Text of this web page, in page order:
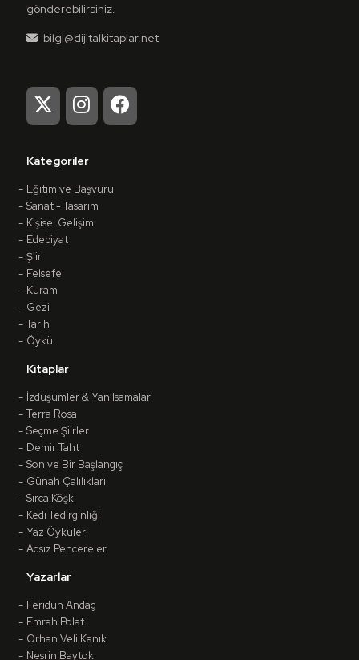
gönderebilirsiniz.
bilgi@dijitalkitaplar.net
Kategoriler
Eğitim ve Başvuru
Sanat - Tasarım
Kişisel Gelişim
Edebiyat
Şiir
Felsefe
Kuram
Gezi
Tarih
Öykü
Kitaplar
İzdüşümler & Yanılsamalar
Terra Rosa
Seçme Şiirler
Demir Taht
Son ve Bir Başlangıç
Günah Çalılıkları
Sırca Köşk
Kedi Tedirginliği
Yaz Öyküleri
Adsız Pencereler
Yazarlar
Feridun Andaç
Emrah Polat
Orhan Veli Kanık
Nesrin Baytok